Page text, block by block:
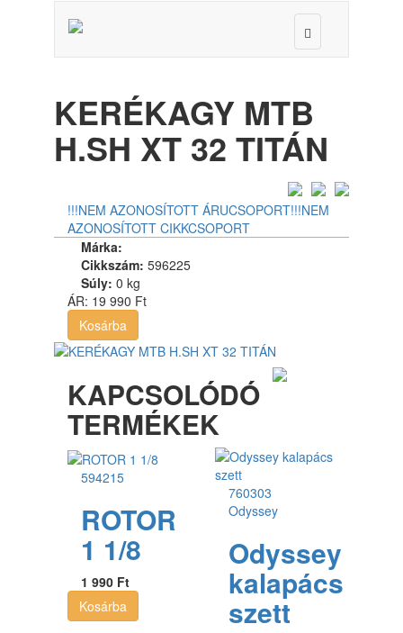
Toggle
navigation
KERÉKAGY MTB
H.SH XT 32 TITÁN
!!!NEM AZONOSÍTOTT ÁRUCSOPORT!!!NEM
AZONOSÍTOTT CIKKCSOPORT
Márka:
Cikkszám: 596225
Súly: 0 kg
ÁR: 19 990 Ft
Kosárba
KAPCSOLÓDÓ
TERMÉKEK
594215
ROTOR
1 1/8
1 990 Ft
Kosárba
760303
Odyssey
Odyssey
kalapács
szett